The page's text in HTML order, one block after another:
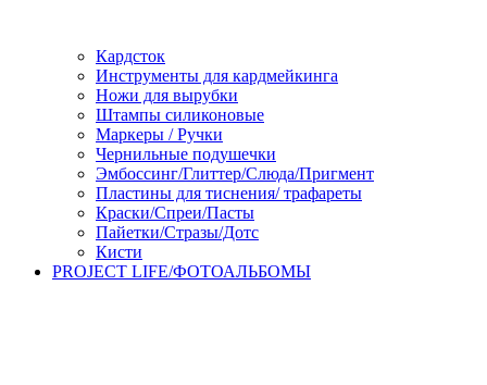
Кардсток
Инструменты для кардмейкинга
Ножи для вырубки
Штампы силиконовые
Маркеры / Ручки
Чернильные подушечки
Эмбоссинг/Глиттер/Слюда/Пригмент
Пластины для тиснения/ трафареты
Краски/Спреи/Пасты
Пайетки/Стразы/Дотс
Кисти
PROJECT LIFE/ФОТОАЛЬБОМЫ